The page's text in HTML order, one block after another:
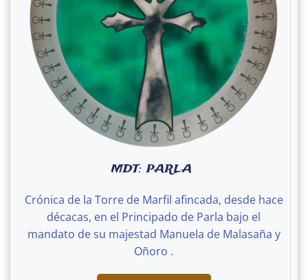
MDT: PARLA
Crónica de la Torre de Marfil afincada, desde hace
décacas, en el Principado de Parla bajo el
mandato de su majestad Manuela de Malasaña y
Oñoro .